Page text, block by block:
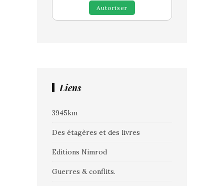
Autoriser
Liens
3945km
Des étagères et des livres
Editions Nimrod
Guerres & conflits.